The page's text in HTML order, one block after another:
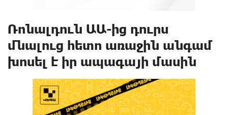
Ռոնալդուն ԱԱ-ից դուրս
մնալուց հետո առաջին անգամ
խոսել է իր ապագայի մասին